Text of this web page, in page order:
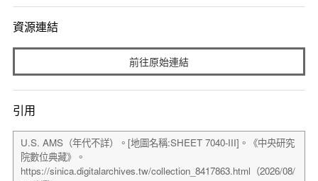
資源連結
前往原始連結
引用